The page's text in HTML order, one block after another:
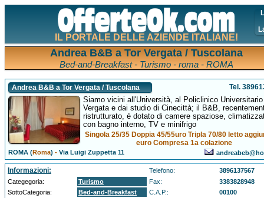
IL PORTALE DELLE AZIENDE ITALIANE!
Andrea B&B a Tor Vergata / Tuscolana
Bed-and-Breakfast - Turismo - roma - ROMA
Andrea B&B a Tor Vergata / Tuscolana Tel.
Siamo vicini all'Università, al Policlinico Universitario
Vergata e dai studio di Cinecittà; il B&B,
ristrutturato, è dotato di camere spaziose,
con bagno interno, TV e minifrigo
Singola 25/35 Doppia 45/55uro Tripla 70/80 letto
euro Compresa 1a colazione
ROMA (Roma) -Via Luigi Zuppetta 11
Informazioni: Telefono:
3896137567
Categegoria:
Turismo Fax:
3383828948
SottoCategoria:
Bed-and-Breakfast C.A.P.:
00100